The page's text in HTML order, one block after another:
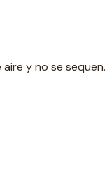
y no se sequen.